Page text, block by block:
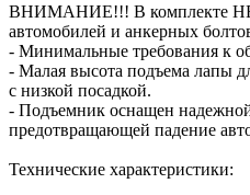
ВНИМАНИЕ!!! В комплекте
автомобилей и анкерных
- Минимальные требования к
- Малая высота подъема лапы
с низкой посадкой.
- Подъемник оснащен
предотвращающей падение
Технические характеристики: